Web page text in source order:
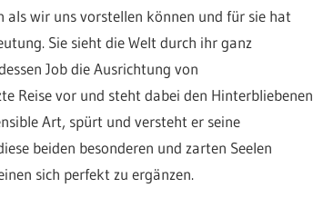
als wir uns vorstellen können und für sie hat
Sie sieht die Welt durch ihr ganz
Job die Ausrichtung von
Reise vor und steht dabei den Hinterbliebenen
Art, spürt und versteht er seine
beiden besonderen und zarten Seelen
sich perfekt zu ergänzen.